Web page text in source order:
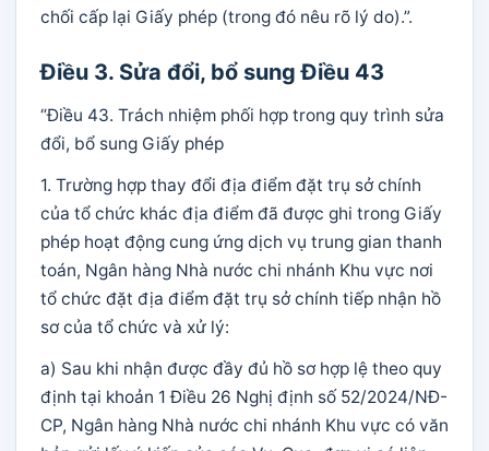
chối cấp lại Giấy phép (trong đó nêu rõ lý do).”.
Điều 3. Sửa đổi, bổ sung Điều 43
“Điều 43. Trách nhiệm phối hợp trong quy trình sửa
đổi, bổ sung Giấy phép
1. Trường hợp thay đổi địa điểm đặt trụ sở chính
của tổ chức khác địa điểm đã được ghi trong Giấy
phép hoạt động cung ứng dịch vụ trung gian thanh
toán, Ngân hàng Nhà nước chi nhánh Khu vực nơi
tổ chức đặt địa điểm đặt trụ sở chính tiếp nhận hồ
sơ của tổ chức và xử lý:
a) Sau khi nhận được đầy đủ hồ sơ hợp lệ theo quy
định tại khoản 1 Điều 26 Nghị định số 52/2024/NĐ-
CP, Ngân hàng Nhà nước chi nhánh Khu vực có văn